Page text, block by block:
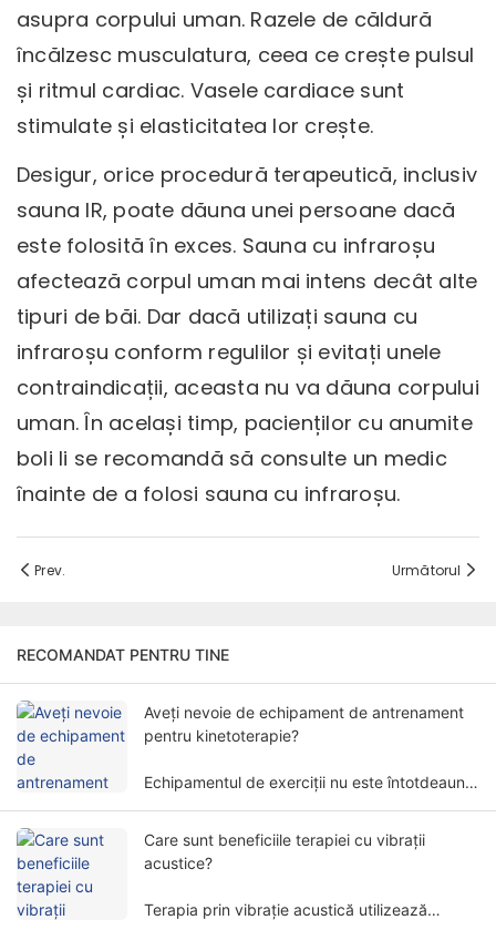
asupra corpului uman. Razele de căldură
încălzesc musculatura, ceea ce crește pulsul
și ritmul cardiac. Vasele cardiace sunt
stimulate și elasticitatea lor crește.
Desigur, orice procedură terapeutică, inclusiv
sauna IR, poate dăuna unei persoane dacă
este folosită în exces. Sauna cu infraroșu
afectează corpul uman mai intens decât alte
tipuri de băi. Dar dacă utilizați sauna cu
infraroșu conform regulilor și evitați unele
contraindicații, aceasta nu va dăuna corpului
uman. În același timp, pacienților cu anumite
boli li se recomandă să consulte un medic
înainte de a folosi sauna cu infraroșu.
Prev. Următorul
RECOMANDAT PENTRU TINE
Aveți nevoie de echipament de antrenament
pentru kinetoterapie?
Echipamentul de exerciții nu este întotdeauna
implică factori și dimensiuni multiple.
Care sunt beneficiile terapiei cu vibrații
acustice?
Terapia prin vibrație acustică utilizează